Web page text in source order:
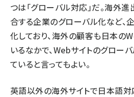
つは「グローバル対応」だ。海外
合する企業のグローバル化など、
化しており、海外の顧客も日本の
いるなかで、Webサイトのグロー
ていると言ってもよい。
英語以外の海外サイトで日本語対